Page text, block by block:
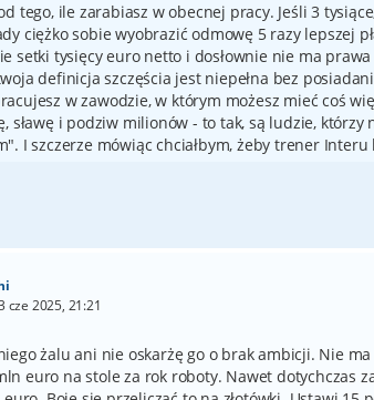
tego, ile zarabiasz w obecnej pracy. Jeśli 3
ciężko sobie wyobrazić odmowę 5 razy lepszej
setki tysięcy euro netto i dosłownie nie ma
definicja szczęścia jest niepełna bez
w zawodzie, w którym możesz mieć coś
sławę i podziw milionów - to tak, są ludzie,
I szczerze mówiąc chciałbym, żeby trener
cze 2025, 21:21
żalu ani nie oskarżę go o brak ambicji. Nie
euro na stole za rok roboty. Nawet dotychczas